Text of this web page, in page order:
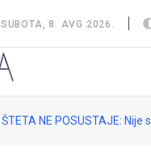
SUBOTA, 8. AVG 2026.
ŠTETA NE POSUSTAJE: Nije sve samo pruga, obnavlja se i autobuski saobraćaj